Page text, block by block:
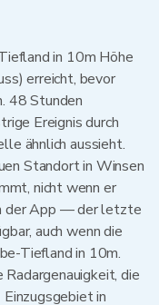
in 10m Höhe
erreicht, bevor
48 Stunden
Ereignis durch
ähnlich aussieht.
Standort in Winsen
nicht wenn er
der App — der letzte
auch wenn die
Tiefland in 10m.
die
in